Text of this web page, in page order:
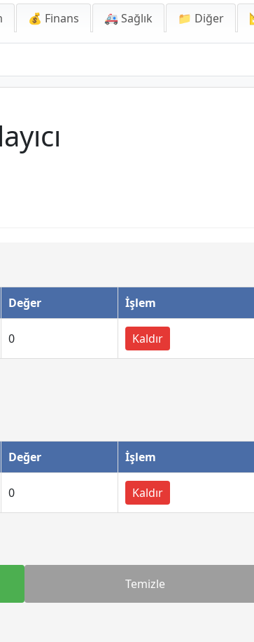
💰 Finans 🚑 Sağlık 📁 Diğer
Değer İşlem
0 Kaldır
Değer İşlem
0 Kaldır
Temizle